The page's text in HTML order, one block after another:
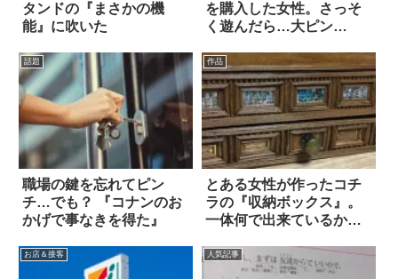
タンドの『まさかの機
能』に吹いた
を購入した女性。さっそ
く遊んだら…大ピン
話題
職場の鍵を忘れてピン
チ…でも？ 『コナンのお
かげで事なきを得た』
作品
とある女性が作ったコチ
ラの『収納ボックス』。
一体何で出来ているか、
お店＆接客 人気記事